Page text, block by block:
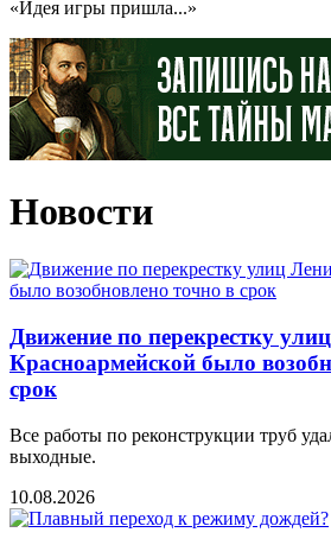
«Идея игры пришла...»
Новости
Движение по перекрестку
Красноармейской было
срок
Все работы по реконструкции труб
выходные.
10.08.2026